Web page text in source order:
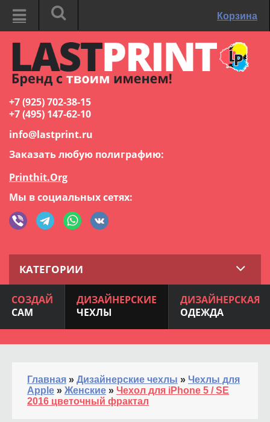
Корзина
+7 (925) 702-38-15
+7 (495) 147-62-10
info@lastprint.ru
Заказать любую полиграфию:
Printhit.Org
Мы в социальных сетях:
КАТЕГОРИИ
СОЗДАЙ
САМ
ДИЗАЙНЕРСКИЕ
ЧЕХЛЫ
ДИЗАЙНЕРСКАЯ
ОДЕЖДА
Главная » Дизайнерские чехлы » Чехлы для
Apple » Женские » Чехол для iPhone 5 / SE
2016 цветочный фрактал